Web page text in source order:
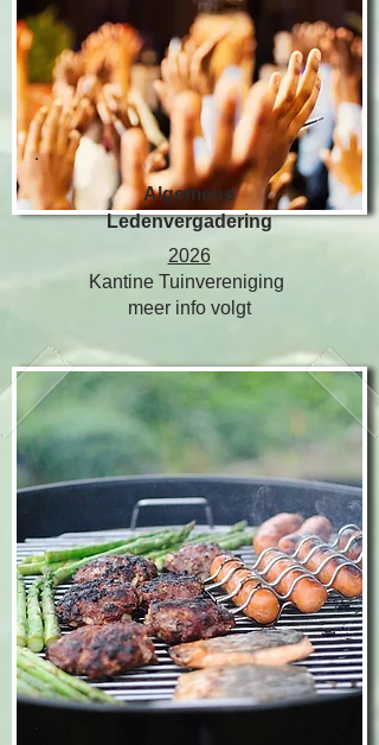
Algemene
Ledenvergadering
2026
Kantine Tuinvereniging
meer info volgt